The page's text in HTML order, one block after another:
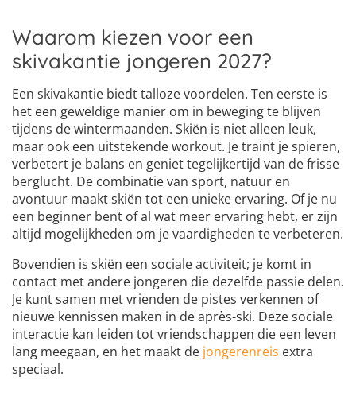
Waarom kiezen voor een
skivakantie jongeren 2027?
Een skivakantie biedt talloze voordelen. Ten eerste is
het een geweldige manier om in beweging te blijven
tijdens de wintermaanden. Skiën is niet alleen leuk,
maar ook een uitstekende workout. Je traint je spieren,
verbetert je balans en geniet tegelijkertijd van de frisse
berglucht. De combinatie van sport, natuur en
avontuur maakt skiën tot een unieke ervaring. Of je nu
een beginner bent of al wat meer ervaring hebt, er zijn
altijd mogelijkheden om je vaardigheden te verbeteren.
Bovendien is skiën een sociale activiteit; je komt in
contact met andere jongeren die dezelfde passie delen.
Je kunt samen met vrienden de pistes verkennen of
nieuwe kennissen maken in de après-ski. Deze sociale
interactie kan leiden tot vriendschappen die een leven
lang meegaan, en het maakt de jongerenreis extra
speciaal.